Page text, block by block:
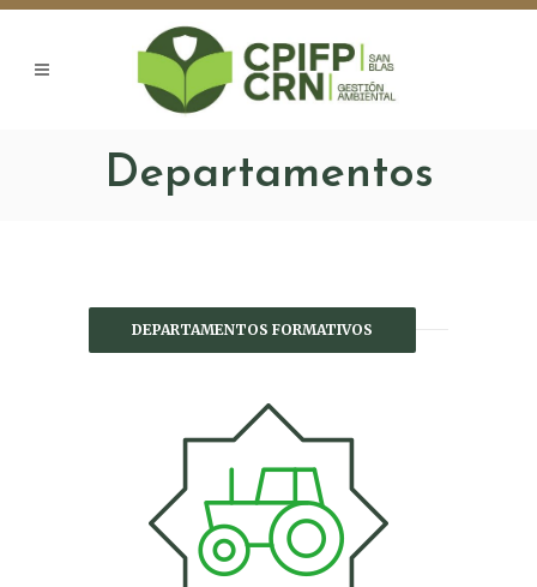
Departamentos
DEPARTAMENTOS FORMATIVOS